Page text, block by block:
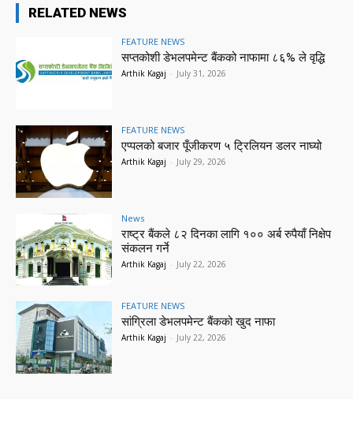
RELATED NEWS
FEATURE NEWS
सप्तकोशी डेभलपमेन्ट बैंकको नाफामा ८६% ले वृद्धि
Arthik Kagaj - July 31, 2026
FEATURE NEWS
एप्पलको बजार पूँजीकरण ५ ट्रिलियन डलर नाघ्यो
Arthik Kagaj - July 29, 2026
News
राष्ट्र बैंकले ८२ दिनका लागि १०० अर्ब रुपैयाँ निक्षेप
संकलन गर्ने
Arthik Kagaj - July 22, 2026
FEATURE NEWS
सांग्रिला डेभलपमेन्ट बैंकको खुद नाफा
Arthik Kagaj - July 22, 2026